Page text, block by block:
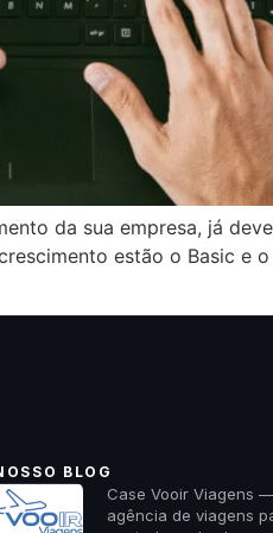
da sua empresa, já
estão o Basic e
BLOG
Case Vooir Viagens
agência de viagens